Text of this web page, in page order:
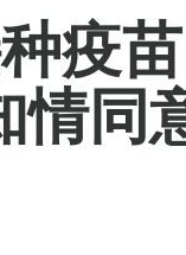
种疫
情同